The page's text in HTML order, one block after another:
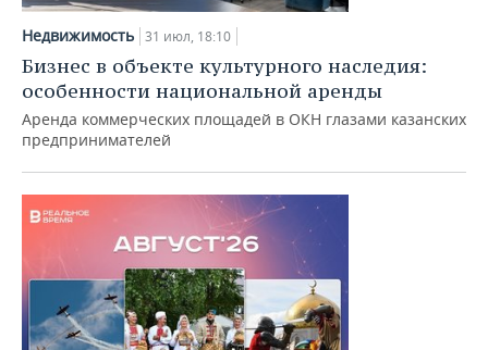
Недвижимость 31 июл, 18:10
Бизнес в объекте культурного наследия:
особенности национальной аренды
Аренда коммерческих площадей в ОКН глазами казанских
предпринимателей